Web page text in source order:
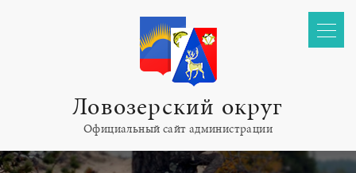
Ловозерский округ
Официальный сайт администрации